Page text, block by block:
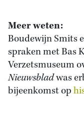
Meer weten:
Boudewijn Smits
spraken met Bas
Verzetsmuseum
Nieuwsbladwas
bijeenkomst op